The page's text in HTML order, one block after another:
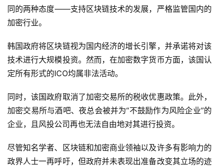
同的两种态度——支持区块链技术的发展，严格监管国内的
加密行业。
韩国政府将区块链视为国内经济的增长引擎，并承诺将对该
技术进行大规模投资。然而，在加密数字货币方面，该国认
定所有形式的ICO均属非法活动。
同时，该国政府取消了加密交易所的税收优惠政策。此外，
加密交易所与酒吧、夜总会被并为“不鼓励作为风险企业”的
企业，且风投公司再也无法自由地对其进行投资。
尽管知名学者、区块链和加密商业领袖以及许多有影响力的
政界人士一再呼吁，但政府并未表现出准备改变其立场的迹